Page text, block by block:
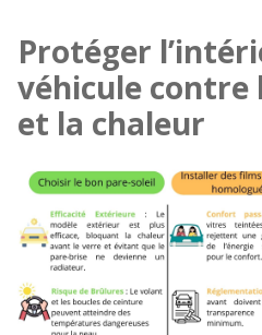
Protéger
véhicule contre
et la chaleur